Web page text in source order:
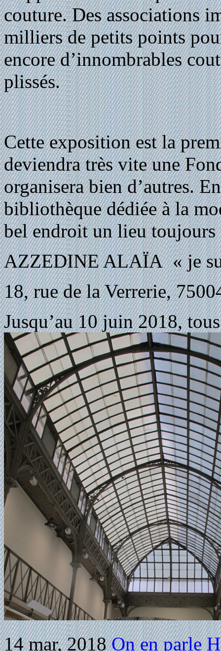
couture. Des associations
milliers de petits points
encore d’innombrables
plissés.
Cette exposition est la
deviendra très vite une
organisera bien d’autres.
bibliothèque dédiée à la
bel endroit un lieu
AZZEDINE ALAÏA « je
18, rue de la Verrerie,
Jusqu’au 10 juin 2018,
14 mar, 2018 On en parle